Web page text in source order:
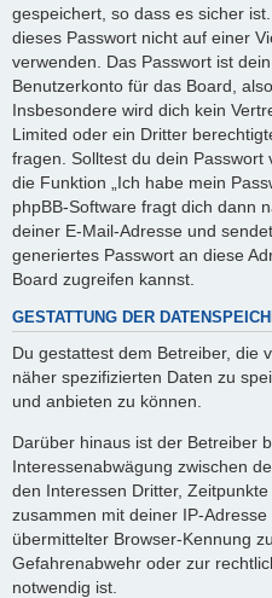
gespeichert, so dass es sicher
dieses Passwort nicht auf einer
verwenden. Das Passwort ist
Benutzerkonto für das Board,
Insbesondere wird dich kein
Limited oder ein Dritter
fragen. Solltest du dein
die Funktion „Ich habe mein
phpBB-Software fragt dich dann
deiner E-Mail-Adresse und
generiertes Passwort an diese
Board zugreifen kannst.
GESTATTUNG DER
Du gestattest dem Betreiber, die
näher spezifizierten Daten zu
und anbieten zu können.
Darüber hinaus ist der Betreiber
Interessenabwägung zwischen
den Interessen Dritter,
zusammen mit deiner IP-
übermittelter Browser-Kennung
Gefahrenabwehr oder zur
notwendig ist.